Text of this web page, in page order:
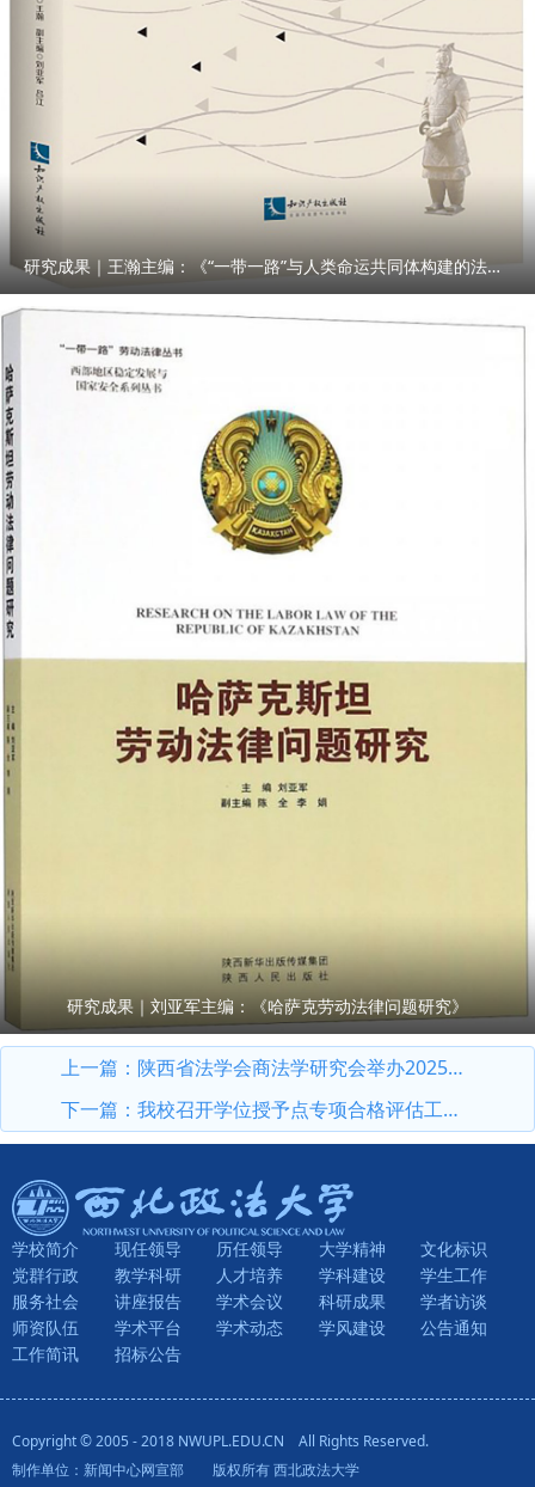
研究成果｜王瀚主编：《“一带一路”与人类命运共同体构建的法律与实践》
研究成果｜刘亚军主编：《哈萨克劳动法律问题研究》
上一篇： 陕西省法学会商法学研究会举办2025年年会
下一篇： 我校召开学位授予点专项合格评估工作推进会
学校简介 现任领导 历任领导 大学精神
文化标识
党群行政
教学科研 人才培养 学科建设
学生工作
服务社会
讲座报告 学术会议 科研成果
学者访谈
师资队伍
学术平台 学术动态 学风建设
公告通知
工作简讯
招标公告
Copyright © 2005 - 2018 NWUPL.EDU.CN All Rights Reserved.
制作单位：新闻中心网宣部 版权所有 西北政法大学